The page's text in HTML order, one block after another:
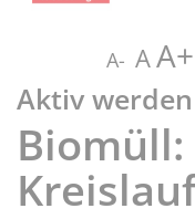
A- AA+
Aktiv werden